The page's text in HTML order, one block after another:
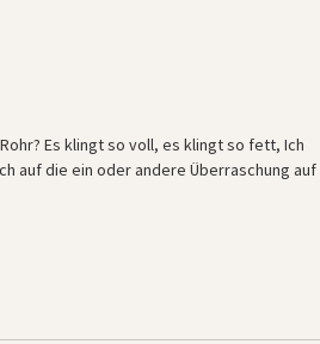
Es klingt so voll, es klingt so fett, Ich
auf die ein oder andere Überraschung auf